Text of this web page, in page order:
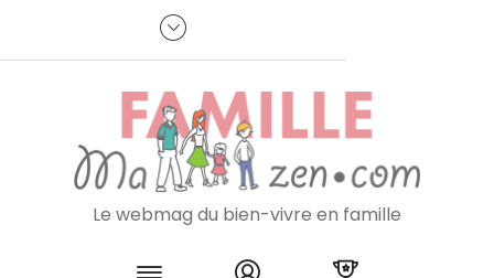
Je m'inscris à la newsletter
Le webmag du bien-vivre en famille
Skip to content
Panneau de gestion des cookies